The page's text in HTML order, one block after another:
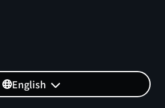
English